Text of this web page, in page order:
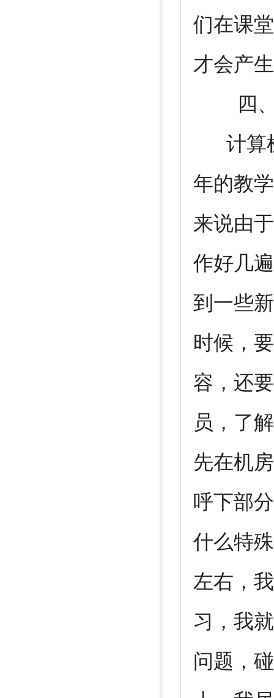
们在课
才会产
四、
计算机
年的教
来说由
作好几
到一些
时候，
容，还
员，了
先在机
呼下部
什么特
左右，
习，我
问题，